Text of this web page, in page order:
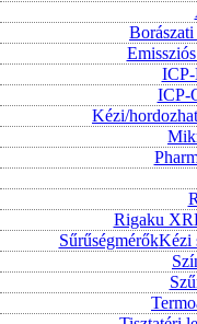
ICP-
ICP-
Kézi/
Rigaku
SűrűségmérőkKézi